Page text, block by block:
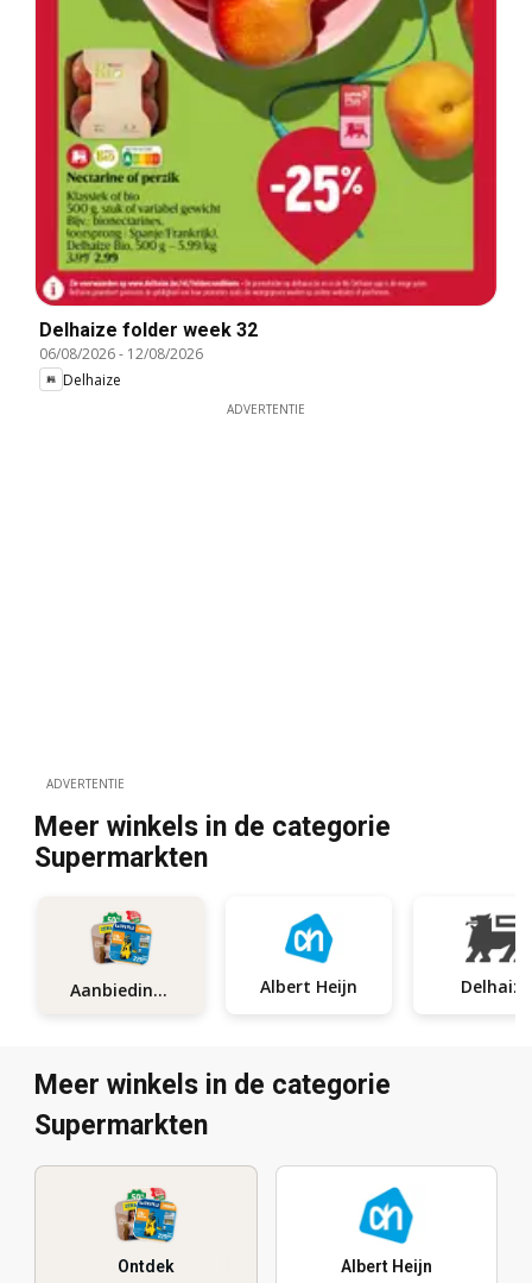
Delhaize folder week 32
06/08/2026- 12/08/2026
Delhaize
ADVERTENTIE
ADVERTENTIE
Meer winkels in de categorie
Supermarkten
Aanbiedingen Albert Heijn Delhaize
Meer winkels in de categorie
Supermarkten
Ontdek Albert Heijn